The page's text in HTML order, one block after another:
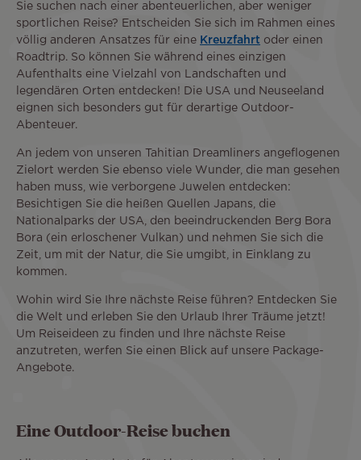
Sie suchen nach einer abenteuerlichen, aber weniger
sportlichen Reise? Entscheiden Sie sich im Rahmen eines
völlig anderen Ansatzes für eine Kreuzfahrt oder einen
Roadtrip. So können Sie während eines einzigen
Aufenthalts eine Vielzahl von Landschaften und
legendären Orten entdecken! Die USA und Neuseeland
eignen sich besonders gut für derartige Outdoor-
Abenteuer.
An jedem von unseren Tahitian Dreamliners angeflogenen
Zielort werden Sie ebenso viele Wunder, die man gesehen
haben muss, wie verborgene Juwelen entdecken:
Besichtigen Sie die heißen Quellen Japans, die
Nationalparks der USA, den beeindruckenden Berg Bora
Bora (ein erloschener Vulkan) und nehmen Sie sich die
Zeit, um mit der Natur, die Sie umgibt, in Einklang zu
kommen.
Wohin wird Sie Ihre nächste Reise führen? Entdecken Sie
die Welt und erleben Sie den Urlaub Ihrer Träume jetzt!
Um Reiseideen zu finden und Ihre nächste Reise
anzutreten, werfen Sie einen Blick auf unsere Package-
Angebote.
Eine Outdoor-Reise buchen